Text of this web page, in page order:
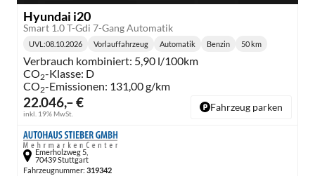
Hyundai i20
Smart 1.0 T-Gdi 7-Gang Automatik
22.046,– €
inkl. 19% MwSt.
Lieferzeit:
UVL :08.10.2026 Vorlauffahrzeug
Getriebe:
Automatik
Kraftstoff:
Benzin
Kilometerstand:
50 km
Verbrauch kombiniert: 5,90 l/100km
CO2-Klasse: D
CO2-Emissionen: 131,00 g/km
Fahrzeug parken
Emerholzweg 5,
70439 Stuttgart
Fahrzeugnummer: 319342